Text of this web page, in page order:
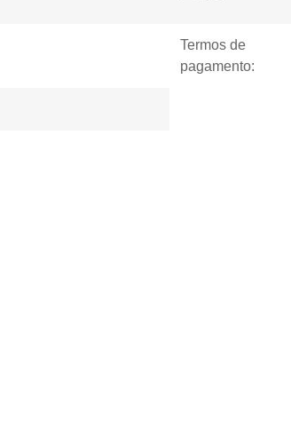
Termos de
pagamento: